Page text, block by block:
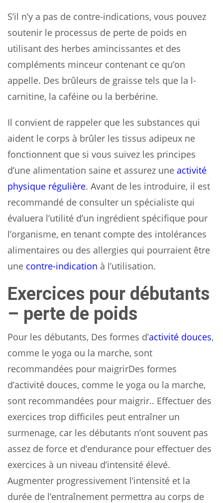
S’il n’y a pas de contre-indications, vous pouvez
soutenir le processus de perte de poids en
utilisant des herbes amincissantes et des
compléments minceur contenant ce qu’on
appelle. Des brûleurs de graisse tels que la l-
carnitine, la caféine ou la berbérine.
Il convient de rappeler que les substances qui
aident le corps à brûler les tissus adipeux ne
fonctionnent que si vous suivez les principes
d’une alimentation saine et assurez une activité
physique régulière. Avant de les introduire, il est
recommandé de consulter un spécialiste qui
évaluera l’utilité d’un ingrédient spécifique pour
l’organisme, en tenant compte des intolérances
alimentaires ou des allergies qui pourraient être
une contre-indication à l’utilisation.
Exercices pour débutants
– perte de poids
Pour les débutants, Des formes d’activité douces,
comme le yoga ou la marche, sont
recommandées pour maigrirDes formes
d’activité douces, comme le yoga ou la marche,
sont recommandées pour maigrir.. Effectuer des
exercices trop difficiles peut entraîner un
surmenage, car les débutants n’ont souvent pas
assez de force et d’endurance pour effectuer des
exercices à un niveau d’intensité élevé.
Augmenter progressivement l’intensité et la
durée de l’entraînement permettra au corps de